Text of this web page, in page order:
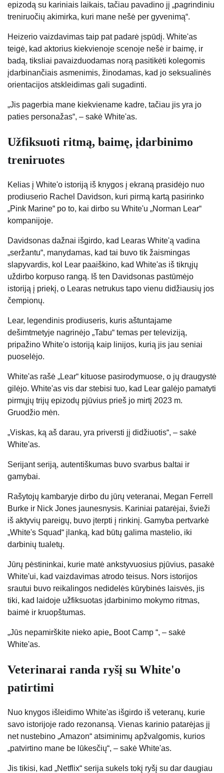
epizodą su kariniais laikais, tačiau pavadino jį „pagrindiniu
treniruočių akimirka, kuri mane nešė per gyvenimą“.
Heizerio vaizdavimas taip pat padarė įspūdį. White'as
teigė, kad aktorius kiekvienoje scenoje nešė ir baimę, ir
badą, tiksliai pavaizduodamas norą pasitikėti kolegomis
įdarbinančiais asmenimis, žinodamas, kad jo seksualinės
orientacijos atskleidimas gali sugadinti.
„Jis pagerbia mane kiekviename kadre, tačiau jis yra jo
paties personažas“, – sakė White'as.
Užfiksuoti ritmą, baimę, įdarbinimo
treniruotes
Kelias į White'o istoriją iš knygos į ekraną prasidėjo nuo
prodiuserio Rachel Davidson, kuri pirmą kartą pasirinko
„Pink Marine“ po to, kai dirbo su White'u „Norman Lear“
kompanijoje.
Davidsonas dažnai išgirdo, kad Learas White'ą vadina
„seržantu“, manydamas, kad tai buvo tik žaismingas
slapyvardis, kol Lear paaiškino, kad White'as iš tikrųjų
uždirbo korpuso rangą. Iš ten Davidsonas pastūmėjo
istoriją į priekį, o Learas netrukus tapo vienu didžiausių jos
čempionų.
Lear, legendinis prodiuseris, kuris aštuntajame
dešimtmetyje nagrinėjo „Tabu“ temas per televiziją,
pripažino White'o istoriją kaip linijos, kurią jis jau seniai
puoselėjo.
White'as rašė „Lear“ kituose pasirodymuose, o jų draugystė
gilėjo. White'as vis dar stebisi tuo, kad Lear galėjo pamatyti
pirmųjų trijų epizodų pjūvius prieš jo mirtį 2023 m.
Gruodžio mėn.
„Viskas, ką aš darau, yra priversti jį didžiuotis“, – sakė
White'as.
Serijant seriją, autentiškumas buvo svarbus baltai ir
gamybai.
Rašytojų kambaryje dirbo du jūrų veteranai, Megan Ferrell
Burke ir Nick Jones jaunesnysis. Kariniai patarėjai, švieži
iš aktyvių pareigų, buvo įterpti į rinkinį. Gamyba pertvarkė
„White's Squad“ įlanką, kad būtų galima mastelio, iki
darbinių tualetų.
Jūrų pėstininkai, kurie matė ankstyvuosius pjūvius, pasakė
White'ui, kad vaizdavimas atrodo teisus. Nors istorijos
srautui buvo reikalingos nedidelės kūrybinės laisvės, jis
tiki, kad laidoje užfiksuotas įdarbinimo mokymo ritmas,
baimė ir kruopštumas.
„Jūs nepamirškite nieko apie„ Boot Camp “, – sakė
White'as.
Veterinarai randa ryšį su White'o
patirtimi
Nuo knygos išleidimo White'as išgirdo iš veteranų, kurie
savo istorijoje rado rezonansą. Vienas karinio patarėjas jį
net nustebino „Amazon“ atsiminimų apžvalgomis, kurios
„patvirtino mane be lūkesčių“, – sakė White'as.
Jis tikisi, kad „Netflix“ serija sukels tokį ryšį su dar daugiau